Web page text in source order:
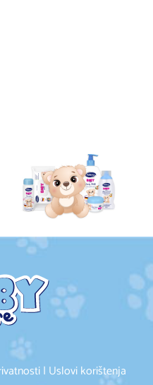
| Uslovi korištenja